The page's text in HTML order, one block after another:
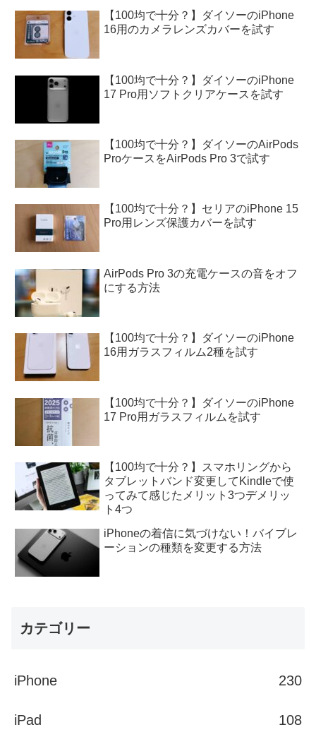
【100均で十分？】ダイソーのiPhone
16用のカメラレンズカバーを試す
【100均で十分？】ダイソーのiPhone
17 Pro用ソフトクリアケースを試す
【100均で十分？】ダイソーのAirPods
ProケースをAirPods Pro 3で試す
【100均で十分？】セリアのiPhone 15
Pro用レンズ保護カバーを試す
AirPods Pro 3の充電ケースの音をオフ
にする方法
【100均で十分？】ダイソーのiPhone
16用ガラスフィルム2種を試す
【100均で十分？】ダイソーのiPhone
17 Pro用ガラスフィルムを試す
【100均で十分？】スマホリングから
タブレットバンド変更してKindleで使
ってみて感じたメリット3つデメリッ
ト4つ
iPhoneの着信に気づけない！バイブレ
ーションの種類を変更する方法
カテゴリー
iPhone 230
iPad 108